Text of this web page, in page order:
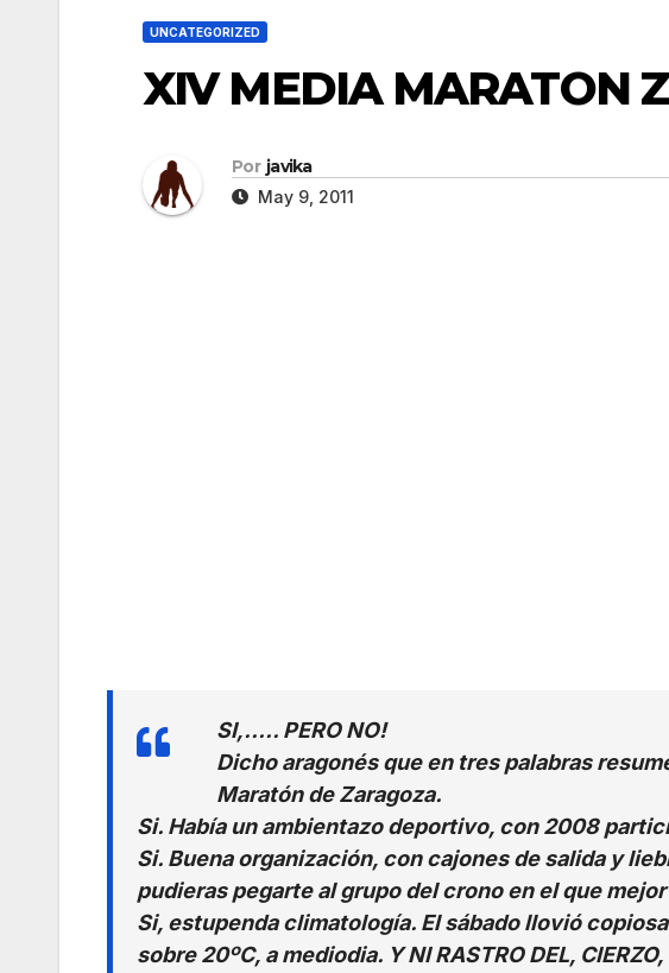
UNCATEGORIZED
XIV MEDIA MARATON
Por javika
May 9, 2011
SI,….. PERO NO!
Dicho aragonés que en tres palabras
Maratón de Zaragoza.
Si. Había un ambientazo deportivo, con 2008
Si. Buena organización, con cajones de salida y
pudieras pegarte al grupo del crono en el que
Si, estupenda climatología. El sábado llovió
sobre 20ºC, a mediodia. Y NI RASTRO DEL,